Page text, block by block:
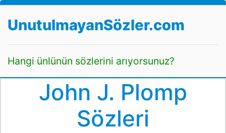
UnutulmayanSözler.com
Hangi ünlünün sözlerini arıyorsunuz?
John J. Plomp
Sözleri